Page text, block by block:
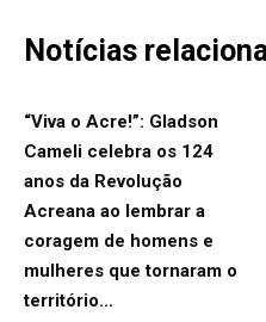
Notícias
“Viva o Acre!”: Gladson
Cameli celebra os 124
anos da Revolução
Acreana ao lembrar a
coragem de homens e
mulheres que tornaram o
território...